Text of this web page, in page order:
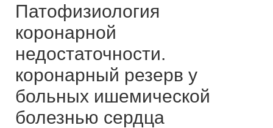
Патофизиология
коронарной
недостаточности.
коронарный резерв у
больных ишемической
болезнью сердца